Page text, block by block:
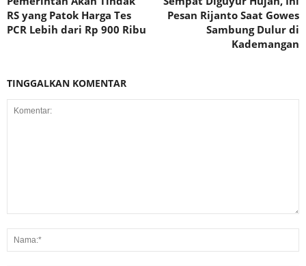
RS yang Patok Harga Tes
PCR Lebih dari Rp 900 Ribu
Pesan Rijanto Saat Gowes
Sambung Dulur di
Kademangan
TINGGALKAN KOMENTAR